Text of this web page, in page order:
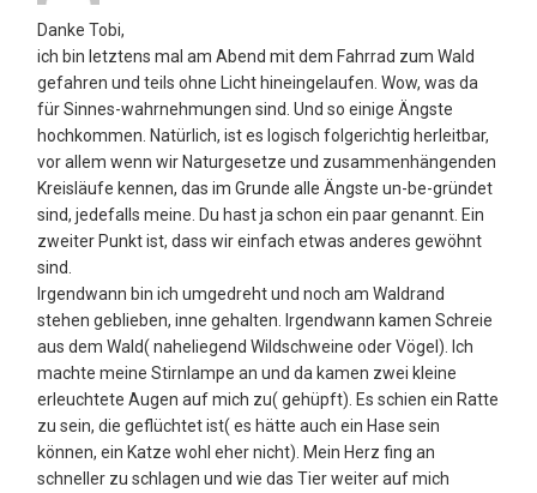
Danke Tobi,
ich bin letztens mal am Abend mit dem Fahrrad zum Wald
gefahren und teils ohne Licht hineingelaufen. Wow, was da
für Sinnes-wahrnehmungen sind. Und so einige Ängste
hochkommen. Natürlich, ist es logisch folgerichtig herleitbar,
vor allem wenn wir Naturgesetze und zusammenhängenden
Kreisläufe kennen, das im Grunde alle Ängste un-be-gründet
sind, jedefalls meine. Du hast ja schon ein paar genannt. Ein
zweiter Punkt ist, dass wir einfach etwas anderes gewöhnt
sind.
Irgendwann bin ich umgedreht und noch am Waldrand
stehen geblieben, inne gehalten. Irgendwann kamen Schreie
aus dem Wald( naheliegend Wildschweine oder Vögel). Ich
machte meine Stirnlampe an und da kamen zwei kleine
erleuchtete Augen auf mich zu( gehüpft). Es schien ein Ratte
zu sein, die geflüchtet ist( es hätte auch ein Hase sein
können, ein Katze wohl eher nicht). Mein Herz fing an
schneller zu schlagen und wie das Tier weiter auf mich